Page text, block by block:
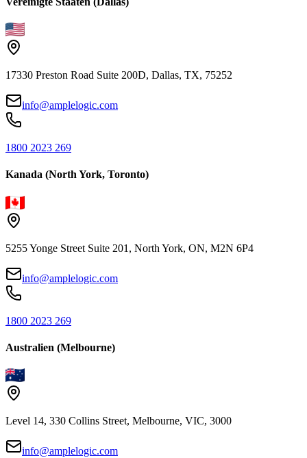
17330 Preston Road Suite 200D, Dallas, TX, 75252
info@amplelogic.com
1800 2023 269
Kanada (North York, Toronto)
5255 Yonge Street Suite 201, North York, ON, M2N 6P4
info@amplelogic.com
1800 2023 269
Australien (Melbourne)
Level 14, 330 Collins Street, Melbourne, VIC, 3000
info@amplelogic.com